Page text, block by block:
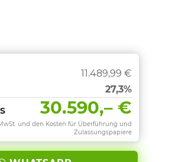
11.489,99 €
27,3%
30.590,– €
und den Kosten für Überführung und
Zulassungspapiere